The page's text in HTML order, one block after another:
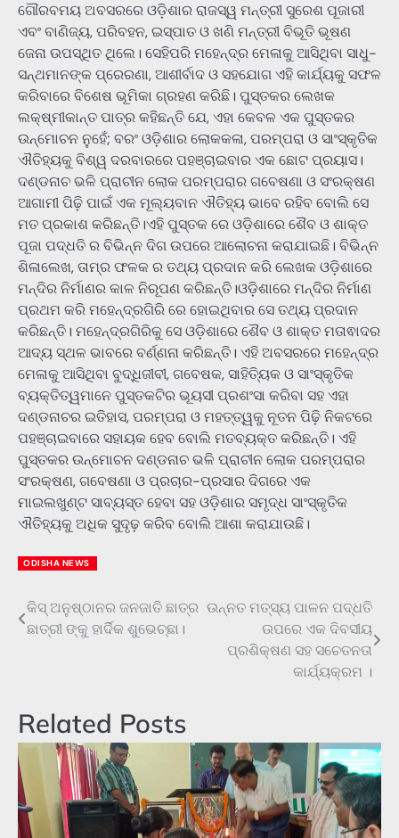
ଗୌରବମୟ ଅବସରରେ ଓଡ଼ିଶାର ରାଜସ୍ୱ ମନ୍ତ୍ରୀ ସୁରେଶ ପୂଜାରୀ
ଏବଂ ବାଣିଜ୍ୟ, ପରିବହନ, ଇସ୍ପାତ ଓ ଖଣି ମନ୍ତ୍ରୀ ବିଭୂତି ଭୂଷଣ
ଜେନା ଉପସ୍ଥିତ ଥିଲେ। ସେହିପରି ମହେନ୍ଦ୍ର ମେଳାକୁ ଆସିଥିବା ସାଧୁ-
ସନ୍ଥମାନଙ୍କ ପ୍ରେରଣା, ଆଶୀର୍ବାଦ ଓ ସହଯୋଗ ଏହି କାର୍ଯ୍ୟକୁ ସଫଳ
କରିବାରେ ବିଶେଷ ଭୂମିକା ଗ୍ରହଣ କରିଛି। ପୁସ୍ତକର ଲେଖକ
ଲକ୍ଷ୍ମୀକାନ୍ତ ପାତ୍ର କହିଛନ୍ତି ଯେ, ଏହା କେବଳ ଏକ ପୁସ୍ତକର
ଉନ୍ମୋଚନ ନୁହେଁ; ବରଂ ଓଡ଼ିଶାର ଲୋକକଳା, ପରମ୍ପରା ଓ ସାଂସ୍କୃତିକ
ଐତିହ୍ୟକୁ ବିଶ୍ୱ ଦରବାରରେ ପହଞ୍ଚାଇବାର ଏକ ଛୋଟ ପ୍ରୟାସ।
ଦଣ୍ଡନାଚ ଭଳି ପ୍ରାଚୀନ ଲୋକ ପରମ୍ପରାର ଗବେଷଣା ଓ ସଂରକ୍ଷଣ
ଆଗାମୀ ପିଢ଼ି ପାଇଁ ଏକ ମୂଲ୍ୟବାନ ଐତିହ୍ୟ ଭାବେ ରହିବ ବୋଲି ସେ
ମତ ପ୍ରକାଶ କରିଛନ୍ତି।ଏହି ପୁସ୍ତକ ରେ ଓଡ଼ିଶାରେ ଶୈବ ଓ ଶାକ୍ତ
ପୂଜା ପଦ୍ଧତି ର ବିଭିନ୍ନ ଦିଗ ଉପରେ ଆଲୋଚନା କରାଯାଇଛି। ବିଭିନ୍ନ
ଶିଳାଲେଖ, ତାମ୍ର ଫଳକ ର ତଥ୍ୟ ପ୍ରଦାନ କରି ଲେଖକ ଓଡ଼ିଶାରେ
ମନ୍ଦିର ନିର୍ମାଣର କାଳ ନିରୂପଣ କରିଛନ୍ତି।ଓଡ଼ିଶାରେ ମନ୍ଦିର ନିର୍ମାଣ
ପ୍ରଥମ କରି ମହେନ୍ଦ୍ରଗିରି ରେ ହୋଇଥିବାର ସେ ତଥ୍ୟ ପ୍ରଦାନ
କରିଛନ୍ତି। ମହେନ୍ଦ୍ରଗିରିକୁ ସେ ଓଡ଼ିଶାରେ ଶୈବ ଓ ଶାକ୍ତ ମତାଵାଦର
ଆଦ୍ୟ ସ୍ଥଳ ଭାବରେ ବର୍ଣ୍ଣନା କରିଛନ୍ତି। ଏହି ଅବସରରେ ମହେନ୍ଦ୍ର
ମେଳାକୁ ଆସିଥିବା ବୁଦ୍ଧିଜୀବୀ, ଗବେଷକ, ସାହିତ୍ୟିକ ଓ ସାଂସ୍କୃତିକ
ବ୍ୟକ୍ତିତ୍ୱମାନେ ପୁସ୍ତକଟିର ଭୂୟସୀ ପ୍ରଶଂସା କରିବା ସହ ଏହା
ଦଣ୍ଡନାଚର ଇତିହାସ, ପରମ୍ପରା ଓ ମହତ୍ତ୍ୱକୁ ନୂତନ ପିଢ଼ି ନିକଟରେ
ପହଞ୍ଚାଇବାରେ ସହାୟକ ହେବ ବୋଲି ମତବ୍ୟକ୍ତ କରିଛନ୍ତି। ଏହି
ପୁସ୍ତକର ଉନ୍ମୋଚନ ଦଣ୍ଡନାଚ ଭଳି ପ୍ରାଚୀନ ଲୋକ ପରମ୍ପରାର
ସଂରକ୍ଷଣ, ଗବେଷଣା ଓ ପ୍ରଚାର-ପ୍ରସାର ଦିଗରେ ଏକ
ମାଇଲଖୁଣ୍ଟ ସାବ୍ୟସ୍ତ ହେବା ସହ ଓଡ଼ିଶାର ସମୃଦ୍ଧ ସାଂସ୍କୃତିକ
ଐତିହ୍ୟକୁ ଅଧିକ ସୁଦୃଢ଼ କରିବ ବୋଲି ଆଶା କରାଯାଉଛି।
ODISHA NEWS
Post
navigation
କିସ୍ ଅନୁଷ୍ଠାନର ଜନଜାତି ଛାତ୍ର
ଛାତ୍ରୀ ଙ୍କୁ ହାର୍ଦିକ ଶୁଭେଚ୍ଛା।
ଉନ୍ନତ ମତ୍ସ୍ୟ ପାଳନ ପଦ୍ଧତି
ଉପରେ ଏକ ଦିବସୀୟ
ପ୍ରଶିକ୍ଷଣ ସହ ସଚେତନତା
କାର୍ଯ୍ୟକ୍ରମ ।
Related Posts